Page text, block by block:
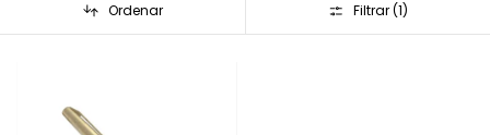
Ordenar Filtrar (1)